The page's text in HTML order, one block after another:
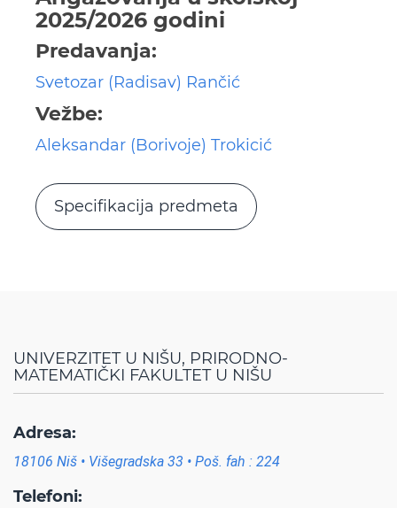
2025/2026 godini
Predavanja:
Svetozar (Radisav) Rančić
Vežbe:
Aleksandar (Borivoje) Trokicić
Specifikacija predmeta
UNIVERZITET U NIŠU, PRIRODNO-
MATEMATIČKI FAKULTET U NIŠU
Adresa:
18106 Niš • Višegradska 33 • Poš. fah : 224
Telefoni: